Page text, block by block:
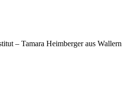
– Tamara Heimberger aus Wallern